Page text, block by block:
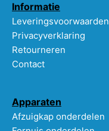
Informatie
Leveringsvoorwaarden
Privacyverklaring
Retourneren
Contact
Apparaten
Afzuigkap onderdelen